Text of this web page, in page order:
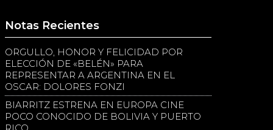
Notas Recientes
ORGULLO, HONOR Y FELICIDAD POR
ELECCIÓN DE «BELÉN» PARA
REPRESENTAR A ARGENTINA EN EL
OSCAR: DOLORES FONZI
BIARRITZ ESTRENA EN EUROPA CINE
POCO CONOCIDO DE BOLIVIA Y PUERTO